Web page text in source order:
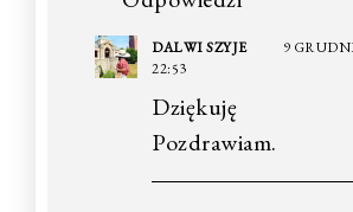
DALWI SZYJE
9
22:53
Dziękuję
Pozdrawiam.